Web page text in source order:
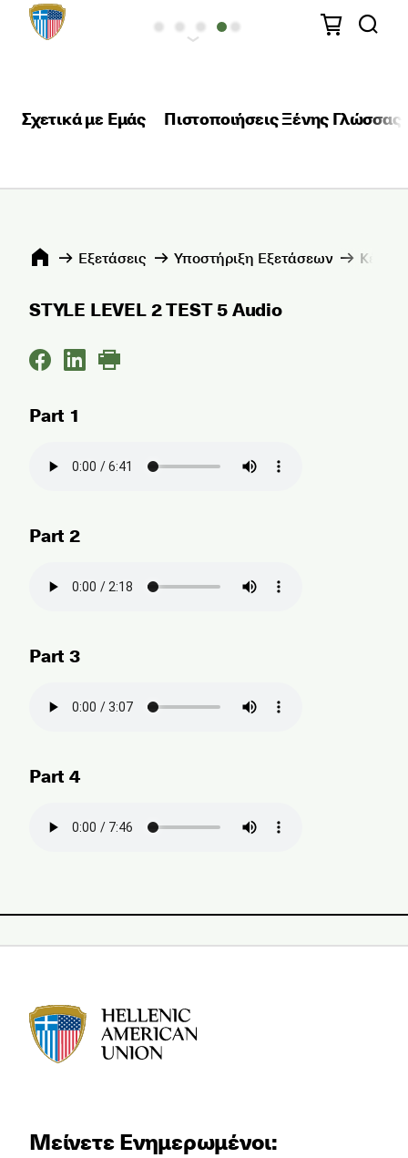
Σχετικά με Εμάς Πιστοποιήσεις Ξένης Γλώσσας
Εξετάσεις Υποστήριξη Εξετάσεων
STYLE LEVEL 2 TEST 5 Audio
Part 1
Part 2
Part 3
Part 4
Μείνετε Ενημερωμένοι: